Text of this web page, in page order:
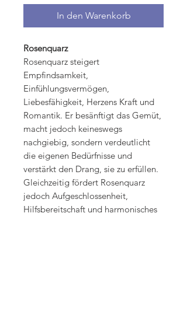
In den Warenkorb
Rosenquarz
Rosenquarz steigert
Empfindsamkeit,
Einfühlungsvermögen,
Liebesfähigkeit, Herzens Kraft und
Romantik. Er besänftigt das Gemüt,
macht jedoch keineswegs
nachgiebig, sondern verdeutlicht
die eigenen Bedürfnisse und
verstärkt den Drang, sie zu erfüllen.
Gleichzeitig fördert Rosenquarz
jedoch Aufgeschlossenheit,
Hilfsbereitschaft und harmonisches